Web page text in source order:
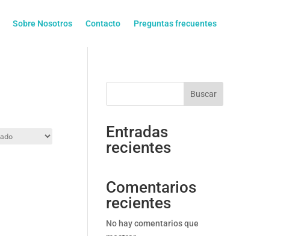
Sobre Nosotros Contacto Preguntas frecuentes
Buscar
Entradas
recientes
Comentarios
recientes
No hay comentarios que